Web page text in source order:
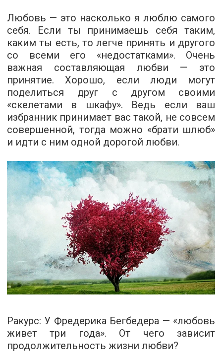
Любовь — это насколько я люблю самого
себя. Если ты принимаешь себя таким,
каким ты есть, то легче принять и другого
со всеми его «недостатками». Очень
важная составляющая любви — это
принятие.Хорошо, если люди могут
поделиться друг с другом своими
«скелетами в шкафу». Ведь если ваш
избранник принимает вас такой, не совсем
совершенной, тогда можно «брати шлюб»
и идти с ним одной дорогой любви.
Ракурс: У Фредерика Бегбедера — «любовь
живет три года». От чего зависит
продолжительность жизни любви?